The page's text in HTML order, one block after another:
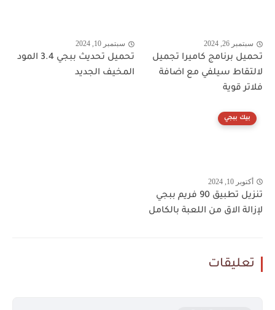
سبتمبر 26, 2024
تحميل برنامج كاميرا تجميل
لالتقاط سيلفي مع اضافة
فلاتر قوية
سبتمبر 10, 2024
تحميل تحديث ببجي 3.4 المود
المخيف الجديد
بيك ببجي
أكتوبر 10, 2024
تنزيل تطبيق 90 فريم ببجي
لإزالة الاق من اللعبة بالكامل
تعليقات